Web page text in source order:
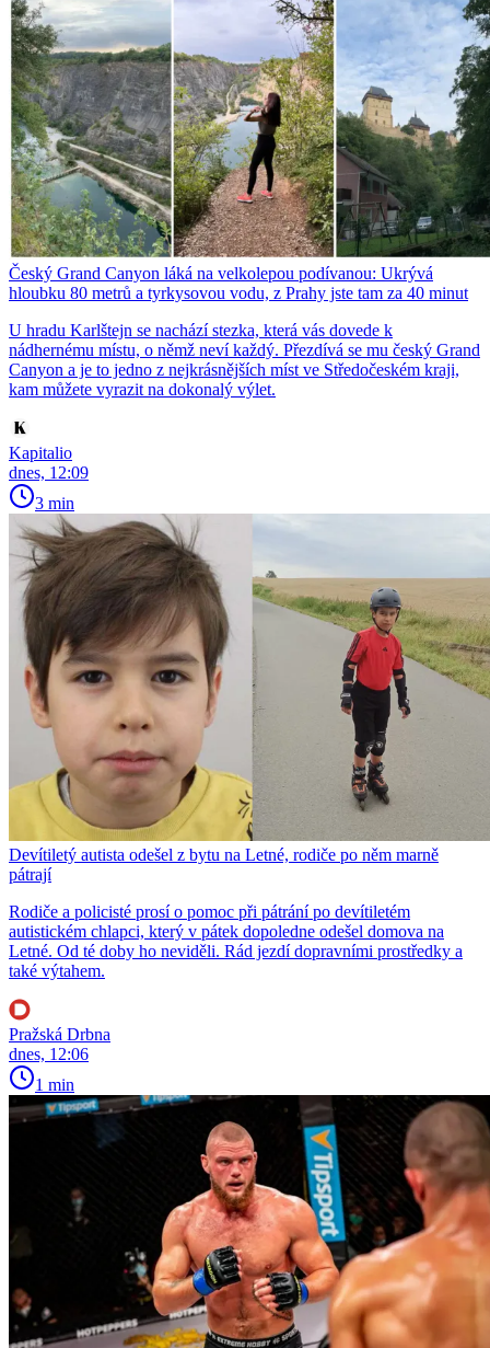
Český Grand Canyon láká na velkolepou podívanou: Ukrývá
hloubku 80 metrů a tyrkysovou vodu, z Prahy jste tam za 40 minut
U hradu Karlštejn se nachází stezka, která vás dovede k
nádhernému místu, o němž neví každý. Přezdívá se mu český Grand
Canyon a je to jedno z nejkrásnějších míst ve Středočeském kraji,
kam můžete vyrazit na dokonalý výlet.
Kapitalio
dnes, 12:09
3 min
Devítiletý autista odešel z bytu na Letné, rodiče po něm marně
pátrají
Rodiče a policisté prosí o pomoc při pátrání po devítiletém
autistickém chlapci, který v pátek dopoledne odešel domova na
Letné. Od té doby ho neviděli. Rád jezdí dopravními prostředky a
také výtahem.
Pražská Drbna
dnes, 12:06
1 min